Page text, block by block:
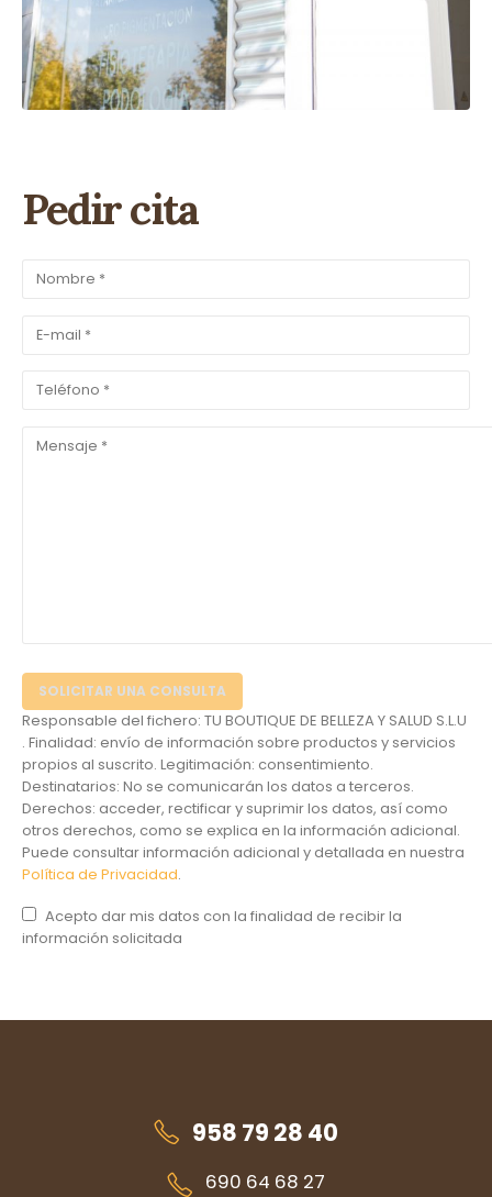
Pedir cita
Responsable del fichero: TU BOUTIQUE DE BELLEZA Y SALUD S.L.U
. Finalidad: envío de información sobre productos y servicios
propios al suscrito. Legitimación: consentimiento.
Destinatarios: No se comunicarán los datos a terceros.
Derechos: acceder, rectificar y suprimir los datos, así como
otros derechos, como se explica en la información adicional.
Puede consultar información adicional y detallada en nuestra
Política de Privacidad.
Acepto dar mis datos con la finalidad de recibir la
información solicitada
958 79 28 40
690 64 68 27